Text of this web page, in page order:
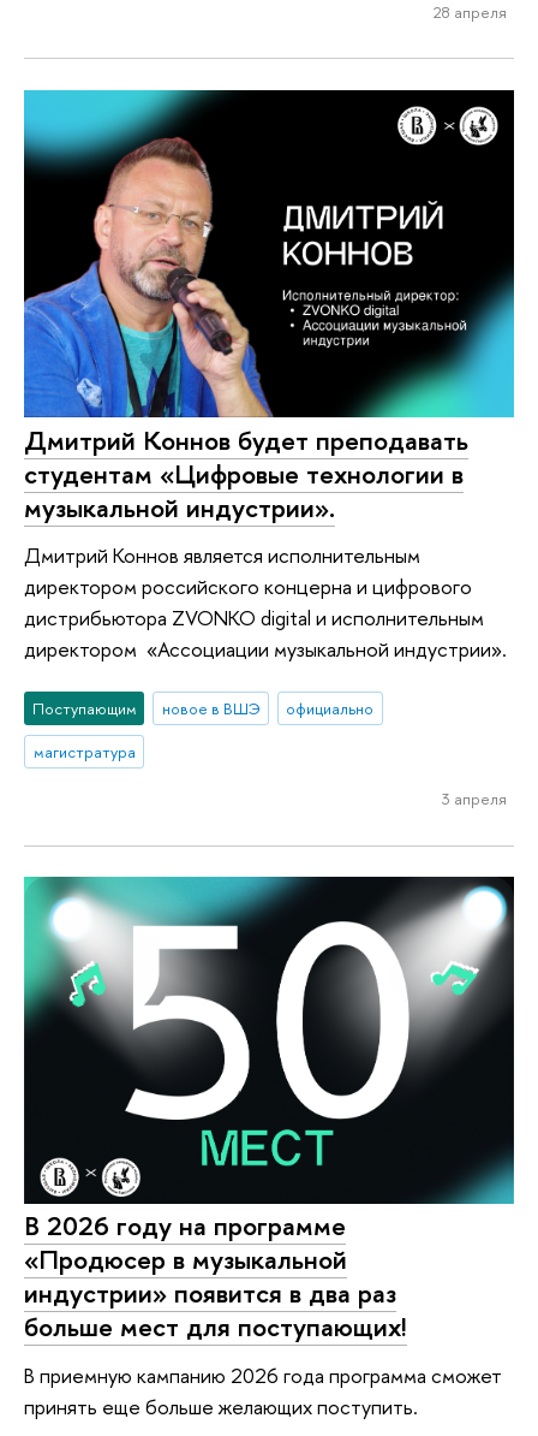
28 апреля
Дмитрий Коннов будет преподавать
студентам «Цифровые технологии в
музыкальной индустрии».
Дмитрий Коннов является исполнительным
директором российского концерна и цифрового
дистрибьютора ZVONKO digital и исполнительным
директором «Ассоциации музыкальной индустрии».
Поступающим новое в ВШЭ
официально
магистратура
3 апреля
В 2026 году на программе
«Продюсер в музыкальной
индустрии» появится в два раз
больше мест для поступающих!
В приемную кампанию 2026 года программа сможет
принять еще больше желающих поступить.